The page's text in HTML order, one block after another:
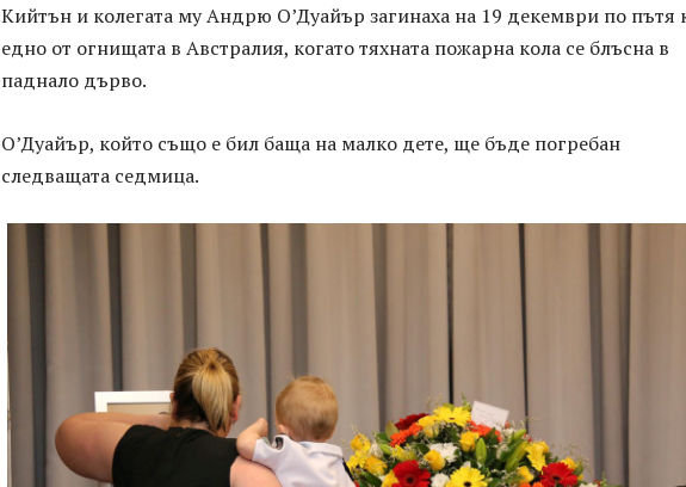
Кийтън и колегата му Андрю О’Дуайър загинаха на 19 декември по пътя
едно от огнищата в Австралия, когато тяхната пожарна кола се блъсна в
паднало дърво.
О’Дуайър, който също е бил баща на малко дете, ще бъде погребан
следващата седмица.